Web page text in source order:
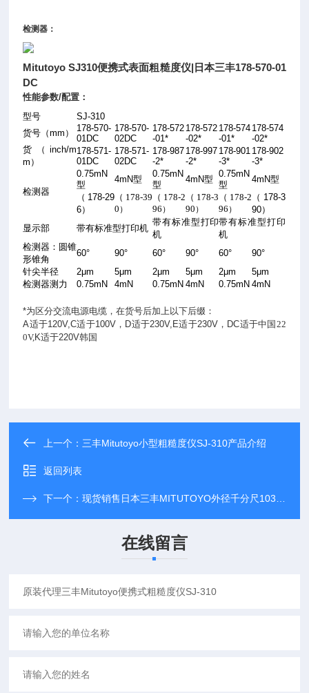
检测器：
Mitutoyo SJ310便携式表面粗糙度仪| 日本三丰178-570-01
DC
性能参数/配置：
型号
SJ-310
货号（mm ）
178-570-
01DC
178-570-
02DC
178-572
-01*
178-572
-02*
178-574
-01*
178-574
-02*
货（inch/m
m ）
178-571-
01DC
178-571-
02DC
178-987
-2*
178-997
-2*
178-901
-3*
178-902
-3*
检测器
0.75mN
型
4mN型
0.75mN
型
4mN型
0.75mN
型
4mN型
（ 178-29
6）
（178-39
0 ）
（178-2
96 ）
（178-3
90 ）
（178-2
96 ）
（ 178-3
90）
显示部
带有标准型打印机
带有标准型打印
机
带有标准型打印
机
检测器：圆锥
形锥角
60° 90° 60° 90° 60°
90°
针尖半径
2μm 5μm 2μm 5μm 2μm
5μm
检测器测力
0.75mN 4mN 0.75mN 4mN 0.75mN 4mN
*为区分交流电源电缆，在货号后加上以下后缀：
A适于120V,C适于100V， D适于230V,E适于230V， DC适于中国22
0V,K适于220V韩国
上一个： 三丰Mitutoyo小型粗糙度仪SJ-310产品介绍
返回列表
下一个：现货销售日本三丰MITUTOYO外径千分尺103-138
在线留言